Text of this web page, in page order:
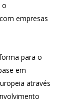
o
empresas
para o
em
através